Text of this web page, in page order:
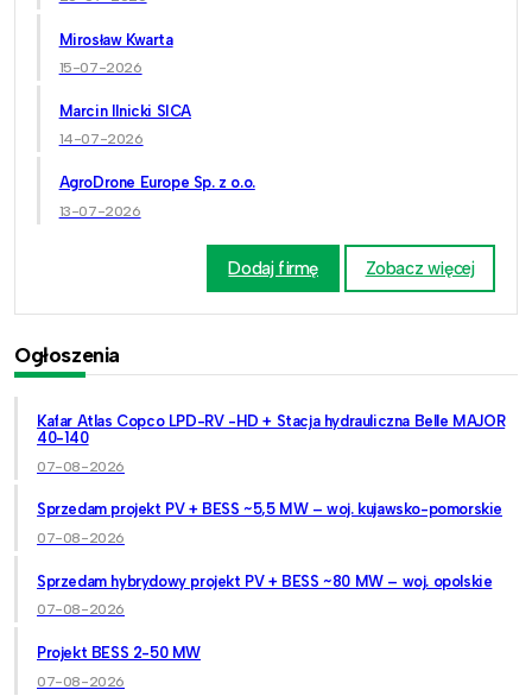
Mirosław Kwarta
15-07-2026
Marcin Ilnicki SICA
14-07-2026
AgroDrone Europe Sp. z o.o.
13-07-2026
Dodaj firmę Zobacz więcej
Ogłoszenia
Kafar Atlas Copco LPD-RV -HD + Stacja hydrauliczna Belle MAJOR
40-140
07-08-2026
Sprzedam projekt PV + BESS ~5,5 MW – woj. kujawsko-pomorskie
07-08-2026
Sprzedam hybrydowy projekt PV + BESS ~80 MW – woj. opolskie
07-08-2026
Projekt BESS 2-50 MW
07-08-2026